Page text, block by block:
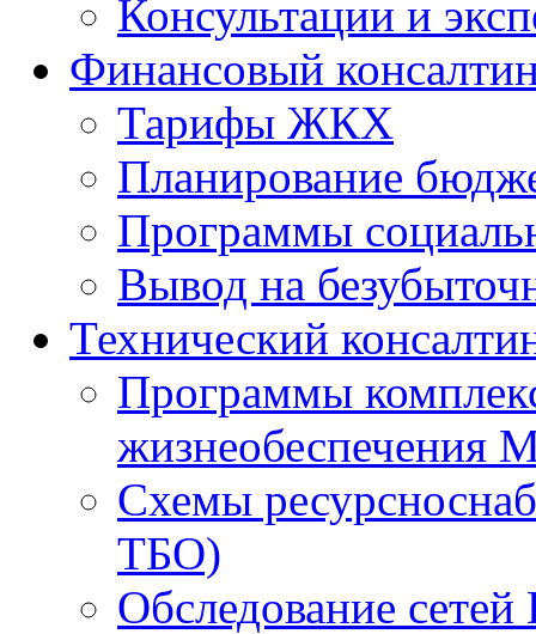
Консультации и
Финансовый
Тарифы ЖКХ
Планирование
Программы
Вывод на
Технический
Программы
жизнеобеспечения
Схемы
ТБО)
Обследование